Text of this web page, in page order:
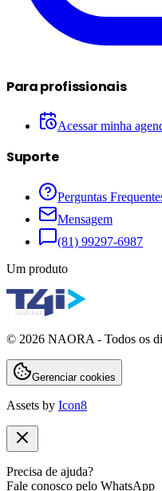
Para profissionais
Acessar minha
Suporte
Perguntas
Mensagem
(81) 99297-6987
Um produto
© 2026 NAORA - Todos os
Gerenciar cookies
Assets by Icon8
Precisa de ajuda?
Fale conosco pelo WhatsApp